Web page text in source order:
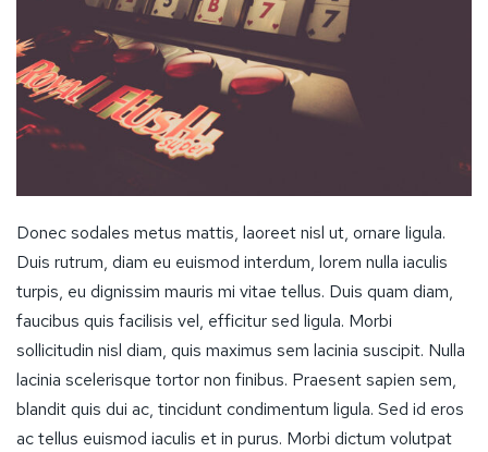
Donec sodales metus mattis, laoreet nisl ut, ornare ligula.
Duis rutrum, diam eu euismod interdum, lorem nulla iaculis
turpis, eu dignissim mauris mi vitae tellus. Duis quam diam,
faucibus quis facilisis vel, efficitur sed ligula. Morbi
sollicitudin nisl diam, quis maximus sem lacinia suscipit. Nulla
lacinia scelerisque tortor non finibus. Praesent sapien sem,
blandit quis dui ac, tincidunt condimentum ligula. Sed id eros
ac tellus euismod iaculis et in purus. Morbi dictum volutpat